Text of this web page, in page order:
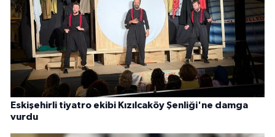
Eskişehirli tiyatro ekibi Kızılcaköy Şenliği'ne damga
vurdu